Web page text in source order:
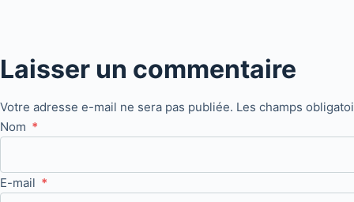
Laisser un commentaire
Votre adresse e-mail ne sera pas publiée. Les champs
Nom *
E-mail *